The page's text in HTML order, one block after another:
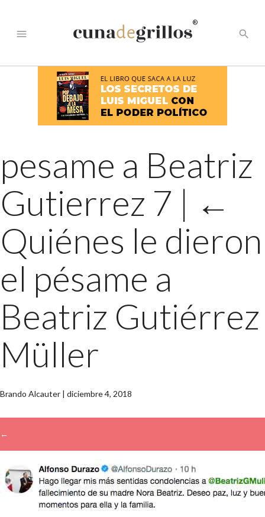
menu
®
search
pesame a Beatriz
Gutierrez 7 | ←
Quiénes le dieron
el pésame a
Beatriz Gutiérrez
Müller
Brando Alcauter | diciembre 4, 2018
←
→